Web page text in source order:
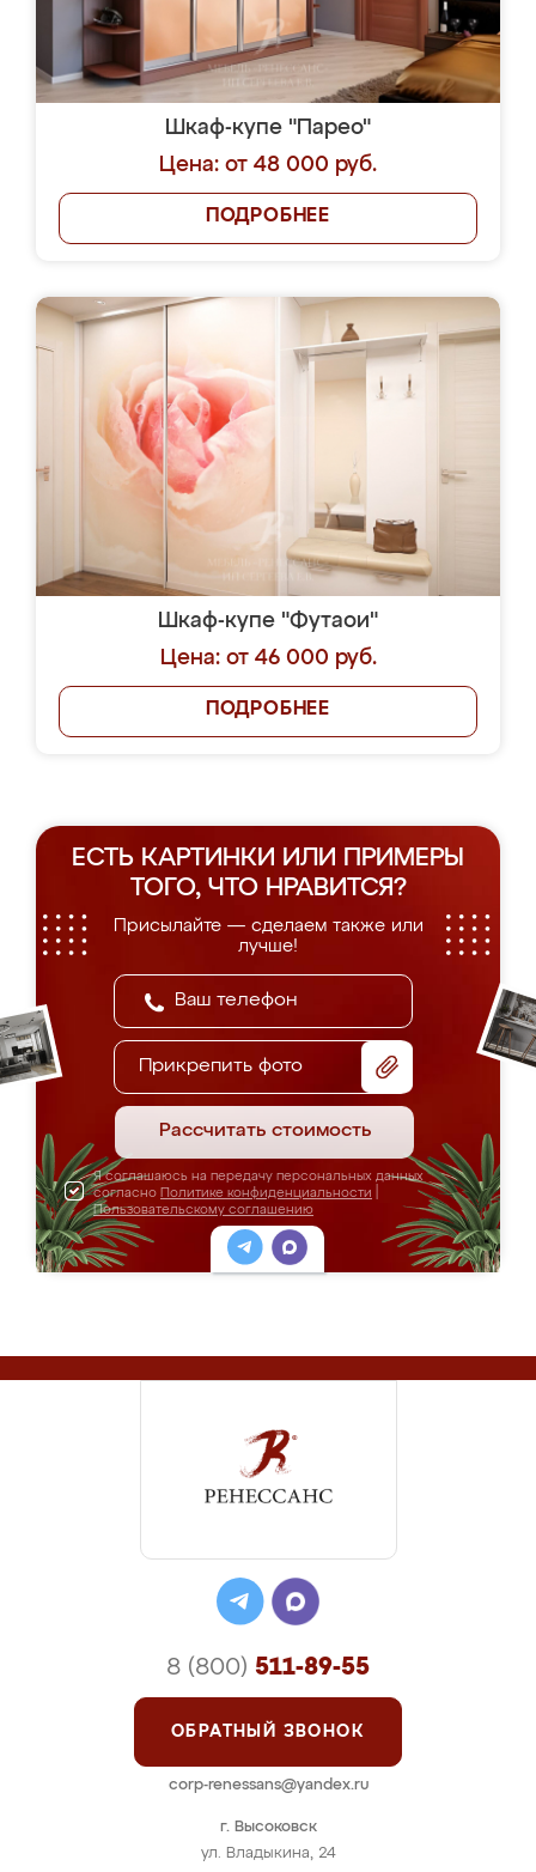
Шкаф-купе "Парео"
Цена: от 48 000 руб.
ПОДРОБНЕЕ
Шкаф-купе "Футаои"
Цена: от 46 000 руб.
ПОДРОБНЕЕ
ЕСТЬ КАРТИНКИ ИЛИ ПРИМЕРЫ
ТОГО, ЧТО НРАВИТСЯ?
Присылайте — сделаем также или
лучше!
Прикрепить фото
Рассчитать стоимость
Я соглашаюсь на передачу персональных данных
согласно Политике конфиденциальности
Пользовательскому соглашению
г. Высоковск
ул. Владыкина, 24
8 (800) 511-89-55
ОБРАТНЫЙ ЗВОНОК
corp-renessans@yandex.ru